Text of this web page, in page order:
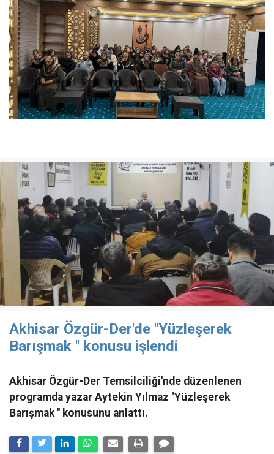
Akhisar Özgür-Der'de ''Yüzleşerek
Barışmak '' konusu işlendi
Akhisar Özgür-Der Temsilciliği'nde düzenlenen
programda yazar Aytekin Yılmaz ''Yüzleşerek
Barışmak '' konusunu anlattı.